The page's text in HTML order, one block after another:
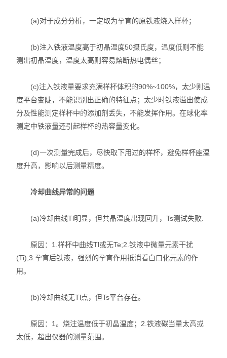
(a)对于成分分析，一定取为孕育的原铁液烧入样杯；
(b)注入铁液温度高于初晶温度50摄氏度，温度低则不能
测出初晶温度，温度太高则容易熔断热电偶丝；
(c)注入铁液量要求充满样杯体积的90%~100%，太少则温
度平台变陡，不能识别出正确的特征点；太少时铁液溢出使成
分及性能测定样杯中的添加剂丢失，不能发挥作用。在球化率
测定中铁液量还引起样杯的热容量变化。
(d)一次测量完成后，尽快取下用过的样杯，避免样杯座温
度升高，影响以后测量精度。
冷却曲线异常的问题
(a)冷却曲线Tl明显，但共晶温度出现回升，Ts测试失败.
原因：1.样杯中曲线Tl或无Te;2.铁液中微量元素干扰
(Ti);3.孕育后铁液，强烈的孕育作用抵消看白口化元素的作
用。
(b)冷却曲线无Tl点，但Ts平台存在。
原因：1。烧注温度低于初晶温度；2.铁液碳当量太高或
太低，超出仪器的测量范围。